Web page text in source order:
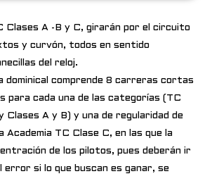
Clases A -B y C, girarán por el circuito
y curvón, todos en sentido
del reloj.
dominical comprende 8 carreras cortas
para cada una de las categorías (TC
A y B) y una de regularidad de
Academia TC Clase C, en las que la
de los pilotos, pues deberán ir
si lo que buscan es ganar, se